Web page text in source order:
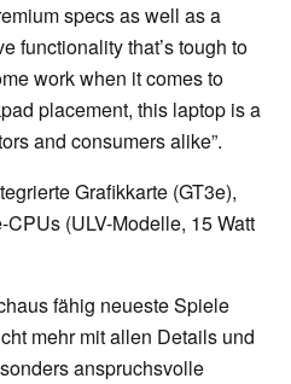
specs as well as a
functionality that’s tough to
work when it comes to
placement, this laptop is a
and consumers alike”.
Grafikkarte (GT3e),
(ULV-Modelle, 15 Watt
fähig neueste Spiele
mehr mit allen Details und
anspruchsvolle